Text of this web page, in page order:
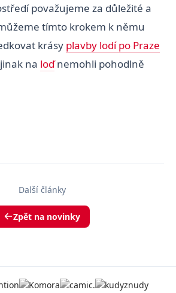
považujeme za důležité a
tímto krokem k němu
krásy plavby lodí po Praze
na loďnemohli pohodlně
Další články
Zpět na novinky